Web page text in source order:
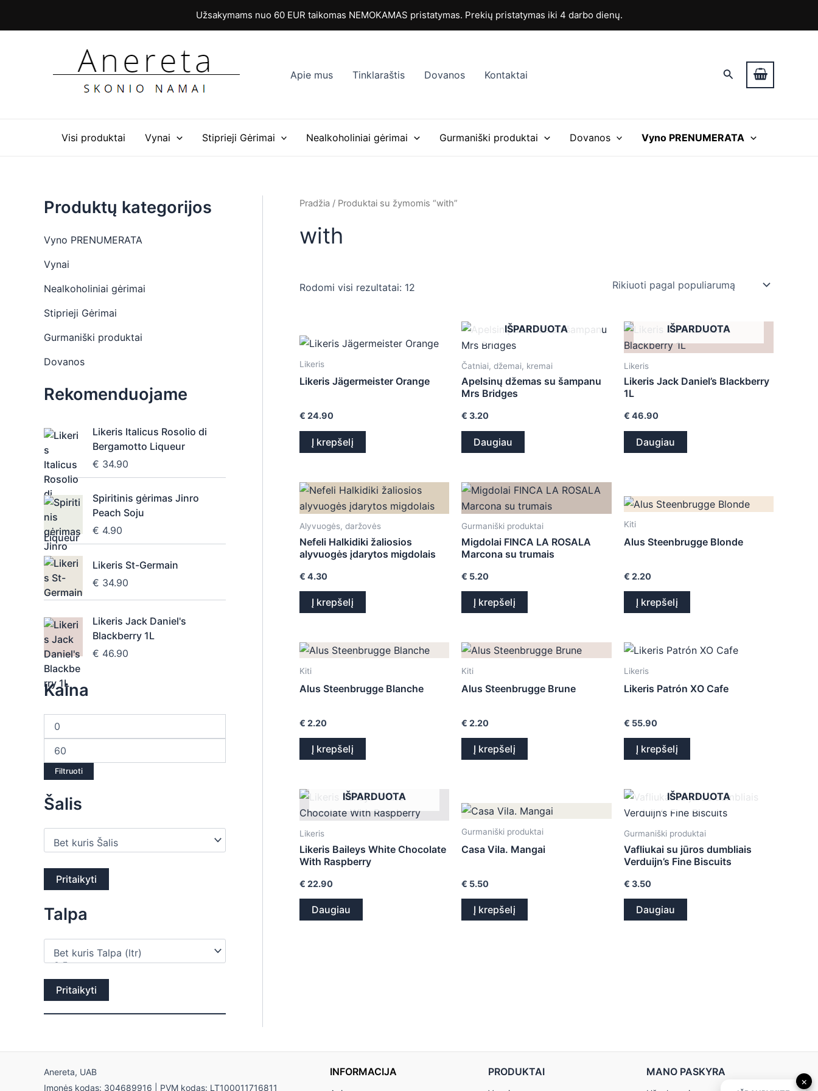
Užsakymams nuo 60 EUR taikomas NEMOKAMAS pristatymas. Prekių pristatymas iki 4 darbo dienų.
Apie mus Tinklaraštis Dovanos Kontaktai Paieška
Visi produktai Vynai Stiprieji Gėrimai Nealkoholiniai gėrimai Gurmaniški produktai Dovanos Vyno PRENUMERATA
Produktų kategorijos
Vyno PRENUMERATA
Vynai
Nealkoholiniai gėrimai
Stiprieji Gėrimai
Gurmaniški produktai
Dovanos
Rekomenduojame
Likeris Italicus Rosolio di
Bergamotto Liqueur
€ 34.90
Spiritinis gėrimas Jinro
Peach Soju
€ 4.90
Likeris St-Germain
€ 34.90
Likeris Jack Daniel's
Blackberry 1L
€ 46.90
Kaina
n
k
Filtruoti
Šalis
Pritaikyti
Talpa
Pritaikyti
Pradžia / Produktai su žymomis “with”
with
Rodomi visi rezultatai: 12
pagal
populiarumą
Likeris
Likeris Jägermeister Orange
€ 24.90
Į krepšelį
IŠPARDUOTA
Čatniai, džemai, kremai
Apelsinų džemas su šampanu
Mrs Bridges
€ 3.20
Daugiau
IŠPARDUOTA
Likeris
Likeris Jack Daniel’s Blackberry
1L
€ 46.90
Daugiau
Alyvuogės, daržovės
Nefeli Halkidiki žaliosios
alyvuogės įdarytos migdolais
€ 4.30
Į krepšelį
Gurmaniški produktai
Migdolai FINCA LA ROSALA
Marcona su trumais
€ 5.20
Į krepšelį
Kiti
Alus Steenbrugge Blonde
€ 2.20
Į krepšelį
Kiti
Alus Steenbrugge Blanche
€ 2.20
Į krepšelį
Kiti
Alus Steenbrugge Brune
€ 2.20
Į krepšelį
Likeris
Likeris Patrón XO Cafe
€ 55.90
Į krepšelį
IŠPARDUOTA
Likeris
Likeris Baileys White Chocolate
With Raspberry
€ 22.90
Daugiau
Gurmaniški produktai
Casa Vila. Mangai
€ 5.50
Į krepšelį
IŠPARDUOTA
Gurmaniški produktai
Vafliukai su jūros dumbliais
Verduijn’s Fine Biscuits
€ 3.50
Daugiau
Anereta, UAB
Įmonės kodas: 304689916 | PVM kodas: LT100011716811
INFORMACIJA PRODUKTAI MANO PASKYRA
×